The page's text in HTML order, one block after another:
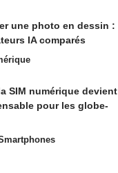
une photo en dessin :
IA comparés
SIM numérique devient
pour les globe-